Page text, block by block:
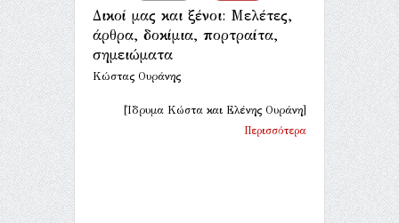
Δικοί μας και ξένοι: Μελέτες,
άρθρα, δοκίμια, πορτραίτα,
σημειώματα
Κώστας Ουράνης
[Ίδρυμα Κώστα και Ελένης Ουράνη]
Περισσότερα